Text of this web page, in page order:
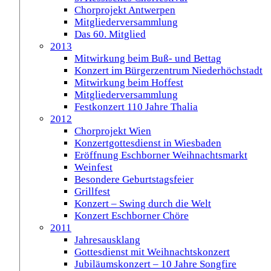
Chorprojekt Antwerpen
Mitgliederversammlung
Das 60. Mitglied
2013
Mitwirkung beim Buß- und Bettag
Konzert im Bürgerzentrum Niederhöchstadt
Mitwirkung beim Hoffest
Mitgliederversammlung
Festkonzert 110 Jahre Thalia
2012
Chorprojekt Wien
Konzertgottesdienst in Wiesbaden
Eröffnung Eschborner Weihnachtsmarkt
Weinfest
Besondere Geburtstagsfeier
Grillfest
Konzert – Swing durch die Welt
Konzert Eschborner Chöre
2011
Jahresausklang
Gottesdienst mit Weihnachtskonzert
Jubiläumskonzert – 10 Jahre Songfire